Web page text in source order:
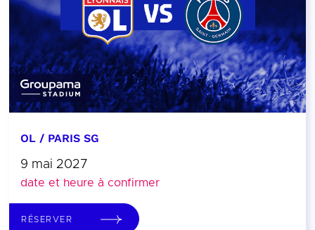
OL / PARIS SG
9 mai 2027
date et heure à confirmer
RÉSERVER